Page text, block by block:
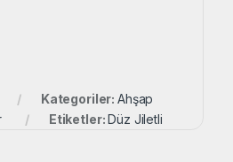
Kategoriler: Ahşap
Etiketler:Düz Jiletli